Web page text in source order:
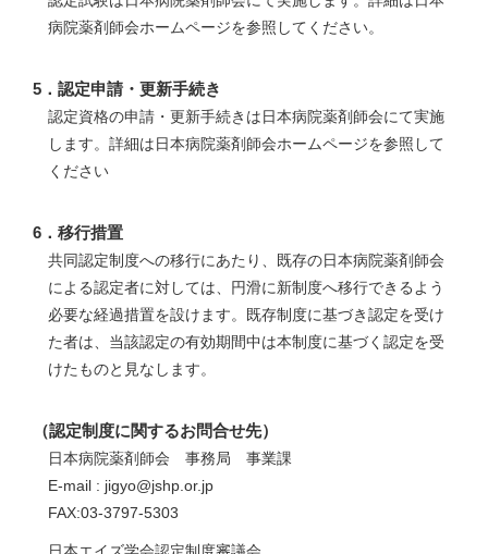
病院薬剤師会ホームページを参照してください。
5．認定申請・更新手続き
認定資格の申請・更新手続きは日本病院薬剤師会にて実施
します。詳細は日本病院薬剤師会ホームページを参照して
ください
6．移行措置
共同認定制度への移行にあたり、既存の日本病院薬剤師会
による認定者に対しては、円滑に新制度へ移行できるよう
必要な経過措置を設けます。既存制度に基づき認定を受け
た者は、当該認定の有効期間中は本制度に基づく認定を受
けたものと見なします。
（認定制度に関するお問合せ先）
日本病院薬剤師会 事務局 事業課
E-mail : jigyo@jshp.or.jp
FAX:03-3797-5303